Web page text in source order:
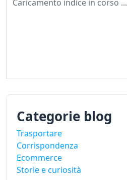
Caricamento indice in corso ...
Categorie blog
Trasportare
Corrispondenza
Ecommerce
Storie e curiosità